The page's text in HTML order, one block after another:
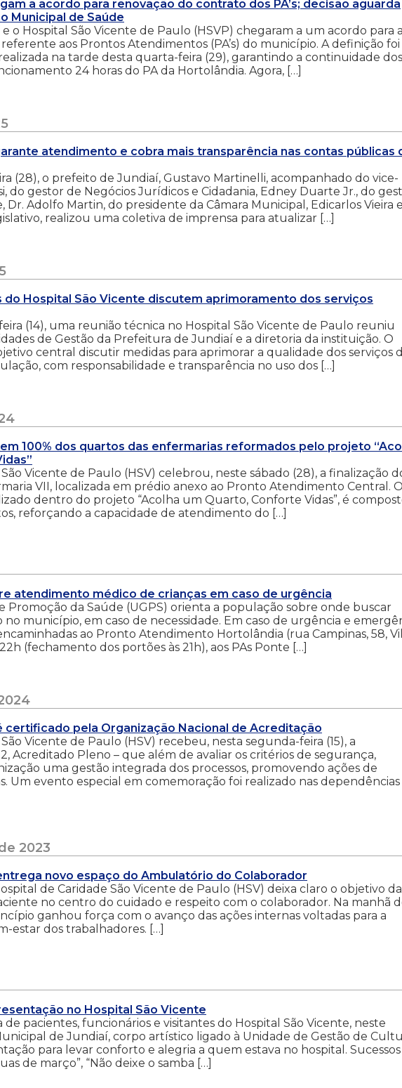
a acordo para renovação do contrato dos PA’s; decisão aguarda
Municipal de Saúde
o Hospital São Vicente de Paulo (HSVP) chegaram a um acordo para a
aos Prontos Atendimentos (PA’s) do município. A definição foi
na tarde desta quarta-feira (29), garantindo a continuidade dos
24 horas do PA da Hortolândia. Agora, […]
atendimento e cobra mais transparência nas contas públicas
(28), o prefeito de Jundiaí, Gustavo Martinelli, acompanhado do vice-
do gestor de Negócios Jurídicos e Cidadania, Edney Duarte Jr., do
Dr. Adolfo Martin, do presidente da Câmara Municipal, Edicarlos Vieira
realizou uma coletiva de imprensa para atualizar […]
Hospital São Vicente discutem aprimoramento dos serviços
(14), uma reunião técnica no Hospital São Vicente de Paulo reuniu
de Gestão da Prefeitura de Jundiaí e a diretoria da instituição. O
central discutir medidas para aprimorar a qualidade dos serviços
com responsabilidade e transparência no uso dos […]
100% dos quartos das enfermarias reformados pelo projeto
Vicente de Paulo (HSV) celebrou, neste sábado (28), a finalização
VII, localizada em prédio anexo ao Pronto Atendimento Central. O
dentro do projeto “Acolha um Quarto, Conforte Vidas”, é
reforçando a capacidade de atendimento do […]
atendimento médico de crianças em caso de urgência
Promoção da Saúde (UGPS) orienta a população sobre onde buscar
município, em caso de necessidade. Em caso de urgência e
ao Pronto Atendimento Hortolândia (rua Campinas, 58,
(fechamento dos portões às 21h), aos PAs Ponte […]
certificado pela Organização Nacional de Acreditação
Vicente de Paulo (HSV) recebeu, nesta segunda-feira (15), a
Acreditado Pleno – que além de avaliar os critérios de segurança,
uma gestão integrada dos processos, promovendo ações de
Um evento especial em comemoração foi realizado nas dependências
2023
novo espaço do Ambulatório do Colaborador
de Caridade São Vicente de Paulo (HSV) deixa claro o objetivo da
no centro do cuidado e respeito com o colaborador. Na manhã
ganhou força com o avanço das ações internas voltadas para a
estar dos trabalhadores. […]
no Hospital São Vicente
pacientes, funcionários e visitantes do Hospital São Vicente, neste
de Jundiaí, corpo artístico ligado à Unidade de Gestão de
para levar conforto e alegria a quem estava no hospital. Sucessos
de março”, “Não deixe o samba […]